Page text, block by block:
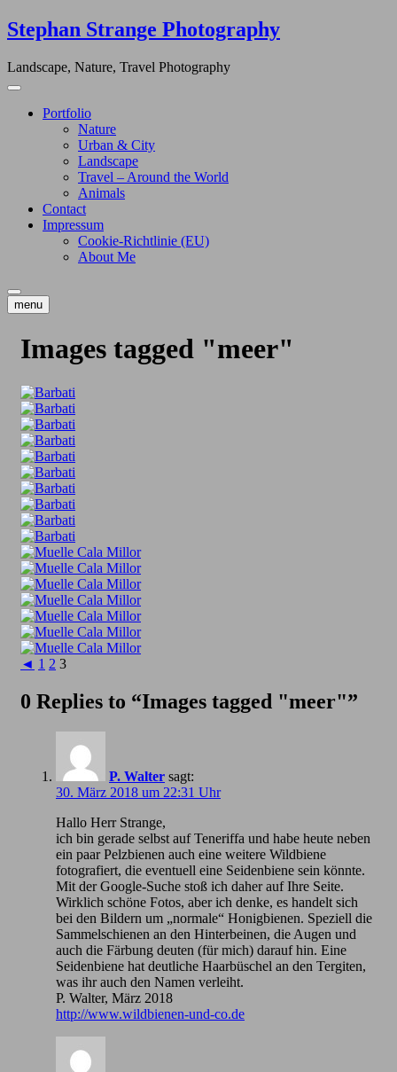
Skip
to
Stephan Strange Photography
Landscape, Nature, Travel Photography
Portfolio
Nature
Urban & City
Landscape
Travel – Around the World
Animals
Contact
Impressum
Cookie-Richtlinie (EU)
About Me
menu
Images tagged "meer"
◄ 1 2 3
0 Replies to “Images tagged "meer"”
P. Walter sagt:
30. März 2018 um 22:31 Uhr
Hallo Herr Strange,
ich bin gerade selbst auf Teneriffa und habe heute neben
ein paar Pelzbienen auch eine weitere Wildbiene
fotografiert, die eventuell eine Seidenbiene sein könnte.
Mit der Google-Suche stoß ich daher auf Ihre Seite.
Wirklich schöne Fotos, aber ich denke, es handelt sich
bei den Bildern um „normale“ Honigbienen. Speziell die
Sammelschienen an den Hinterbeinen, die Augen und
auch die Färbung deuten (für mich) darauf hin. Eine
Seidenbiene hat deutliche Haarbüschel an den Tergiten,
was ihr auch den Namen verleiht.
P. Walter, März 2018
http://www.wildbienen-und-co.de